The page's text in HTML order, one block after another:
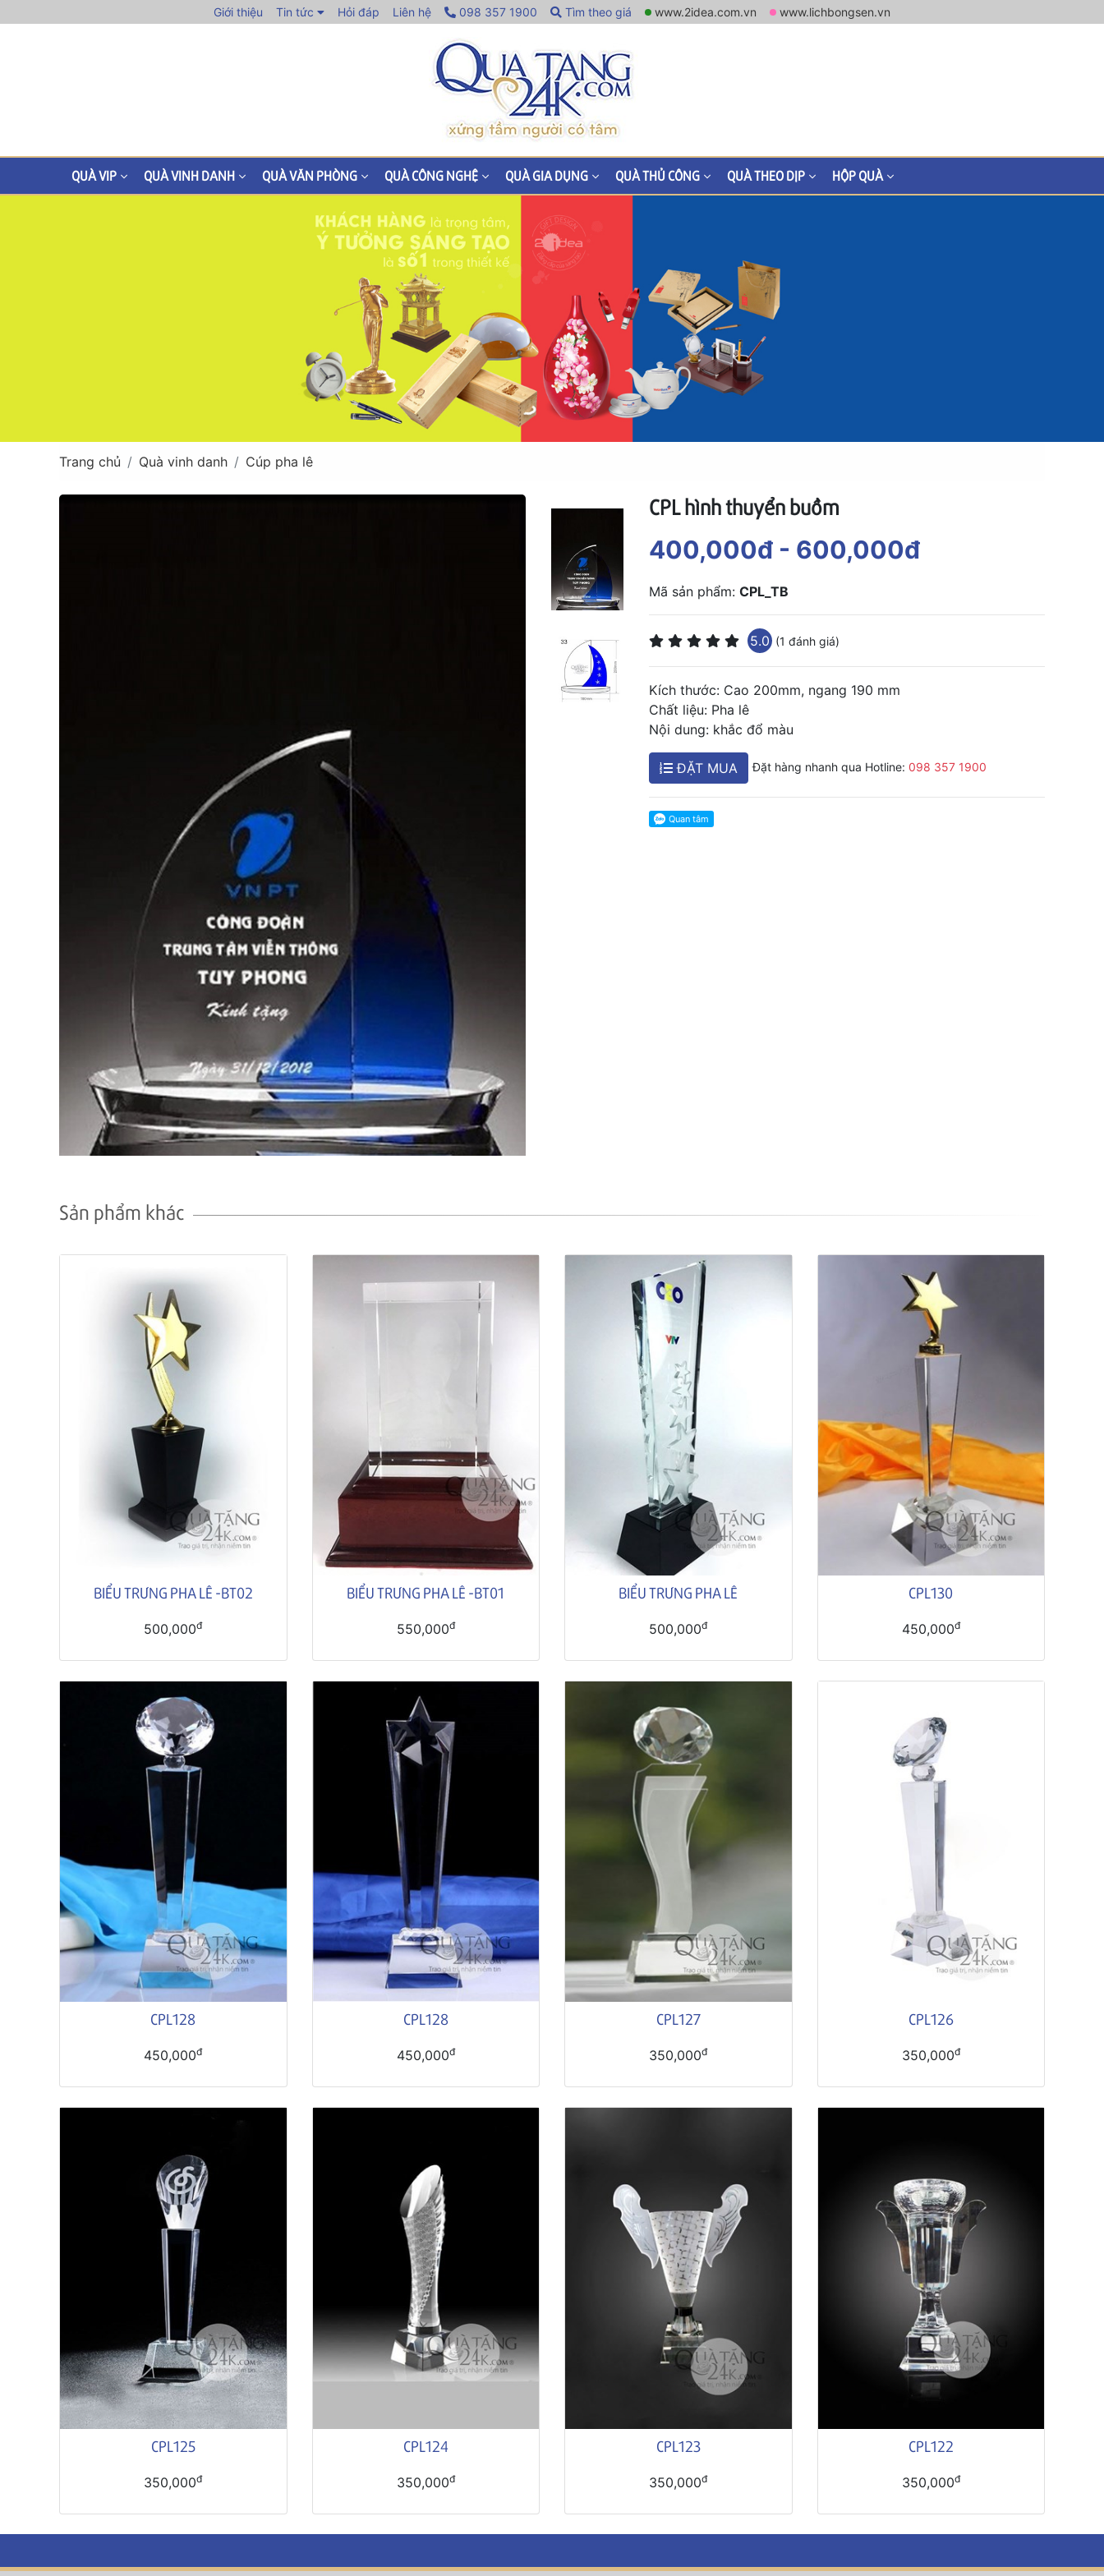
Giới thiệu Tin tức Hỏi đáp Liên hệ 098 357 1900 Tìm theo giá www.2idea.com.vn www.lichbongsen.vn
QUÀ VIP QUÀ VINH DANH QUÀ VĂN PHÒNG QUÀ CÔNG NGHỆ QUÀ GIA DỤNG QUÀ THỦ CÔNG QUÀ THEO DỊP HỘP QUÀ
Trang chủ Quà vinh danh Cúp pha lê
CPL hình thuyển buồm
400,000đ - 600,000đ
Mã sản phẩm: CPL_TB
5.0 (1 đánh giá)
Kích thước: Cao 200mm, ngang 190 mm
Chất liệu: Pha lê
Nội dung: khắc đổ màu
ĐẶT MUA Đặt hàng nhanh qua Hotline: 098 357 1900
Sản phẩm khác
BIỂU TRƯNG PHA LÊ -BT02
500,000đ
BIỂU TRƯNG PHA LÊ -BT01
550,000đ
BIỂU TRƯNG PHA LÊ
500,000đ
CPL130
450,000đ
CPL128
450,000đ
CPL128
450,000đ
CPL127
350,000đ
CPL126
350,000đ
CPL125
350,000đ
CPL124
350,000đ
CPL123
350,000đ
CPL122
350,000đ